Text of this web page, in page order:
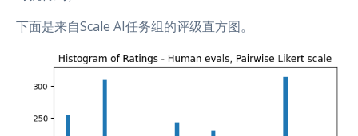
下面是来自Scale AI任务组的评级直方图。